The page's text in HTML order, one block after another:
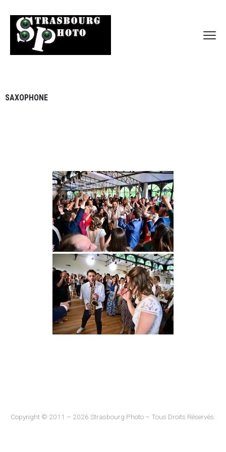
SAXOPHONE
Copyright © 2011 – 2026 Strasbourg Photo – Tous Droits Réservés.